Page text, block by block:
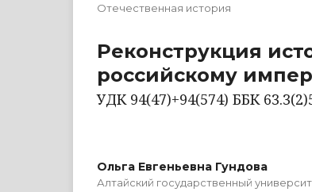
Отечественная история
Реконструкция
российскому
УДК 94(47)+94(574) ББК
Ольга Евгеньевна Гундова
Алтайский государственный